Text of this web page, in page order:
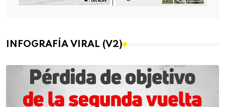
INFOGRAFÍA VIRAL (V2)